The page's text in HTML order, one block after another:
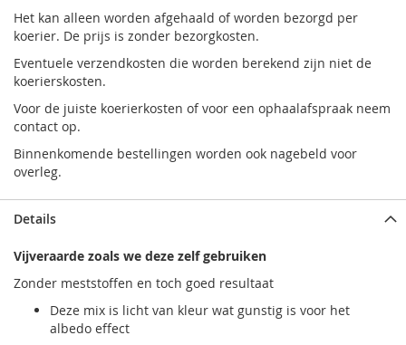
Het kan alleen worden afgehaald of worden bezorgd per
koerier. De prijs is zonder bezorgkosten.
Eventuele verzendkosten die worden berekend zijn niet de
koerierskosten.
Voor de juiste koerierkosten of voor een ophaalafspraak neem
contact op.
Binnenkomende bestellingen worden ook nagebeld voor
overleg.
Details
Vijveraarde zoals we deze zelf gebruiken
Zonder meststoffen en toch goed resultaat
Deze mix is licht van kleur wat gunstig is voor het
albedo effect